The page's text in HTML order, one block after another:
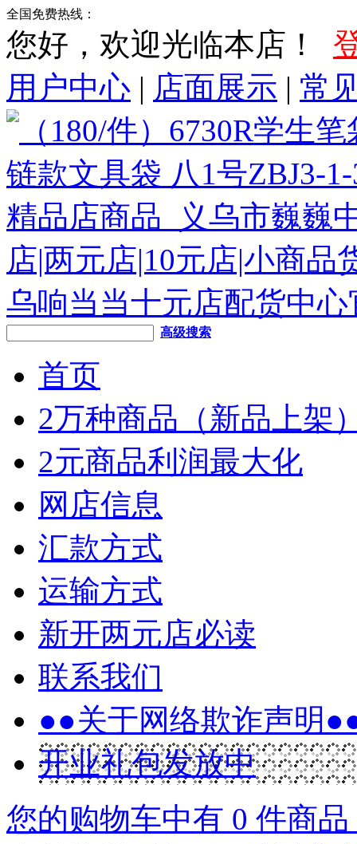
全国免费热线：
您好，欢迎光临本店！
用户中心 | 店面展示 | 常
高级搜索
首页
2万种商品（新品上架
2元商品利润最大化
网店信息
汇款方式
运输方式
新开两元店必读
联系我们
●●关于网络欺诈声明
开业礼包发放中
您的购物车中有 0 件商